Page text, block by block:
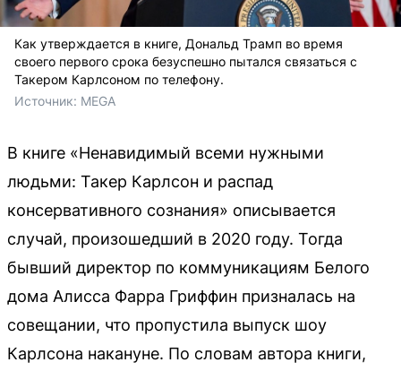
Как утверждается в книге, Дональд Трамп во время
своего первого срока безуспешно пытался связаться с
Такером Карлсоном по телефону.
Источник: MEGA
В книге «Ненавидимый всеми нужными
людьми: Такер Карлсон и распад
консервативного сознания» описывается
случай, произошедший в 2020 году. Тогда
бывший директор по коммуникациям Белого
дома Алисса Фарра Гриффин призналась на
совещании, что пропустила выпуск шоу
Карлсона накануне. По словам автора книги,